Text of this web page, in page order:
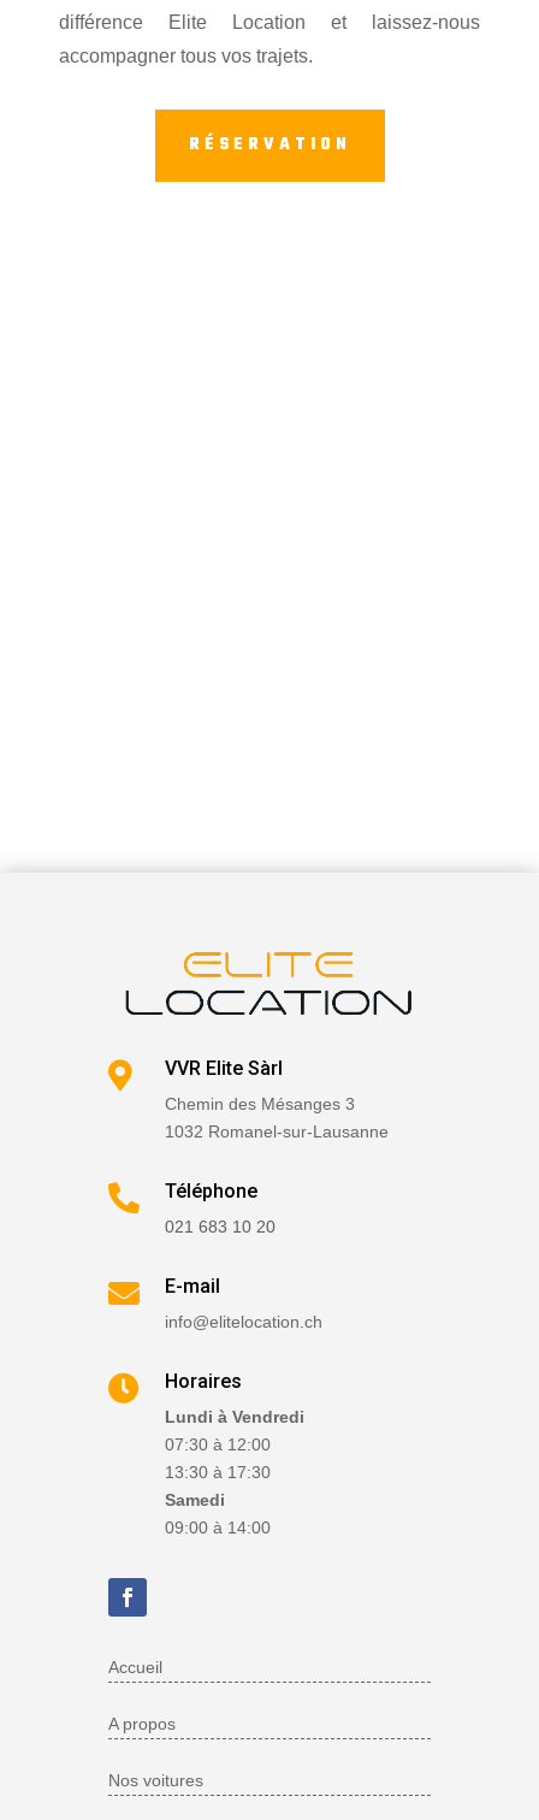
différence Elite Location et laissez-nous
accompagner tous vos trajets.
RÉSERVATION
 VVR Elite Sàrl
Chemin des Mésanges 3
1032 Romanel-sur-Lausanne
 Téléphone
021 683 10 20
 E-mail
info@elitelocation.ch
 Horaires
Lundi à Vendredi
07:30 à 12:00
13:30 à 17:30
Samedi
09:00 à 14:00
Accueil
A propos
Nos voitures